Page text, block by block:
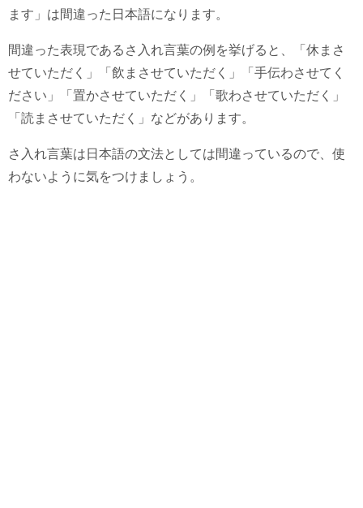
ます」は間違った日本語になります。
間違った表現であるさ入れ言葉の例を挙げると、「休まさ
せていただく」「飲まさせていただく」「手伝わさせてく
ださい」「置かさせていただく」「歌わさせていただく」
「読まさせていただく」などがあります。
さ入れ言葉は日本語の文法としては間違っているので、使
わないように気をつけましょう。